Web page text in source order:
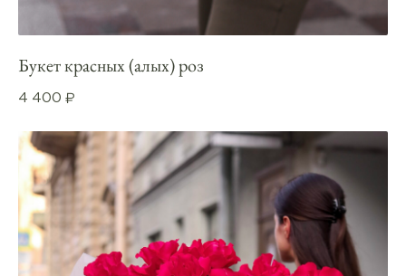
Букет красных (алых) роз
4 400 ₽